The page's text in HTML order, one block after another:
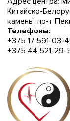
Китайско-
камень", пр-т
Телефоны:
+375 17 591-03-
+375 44 521-29-